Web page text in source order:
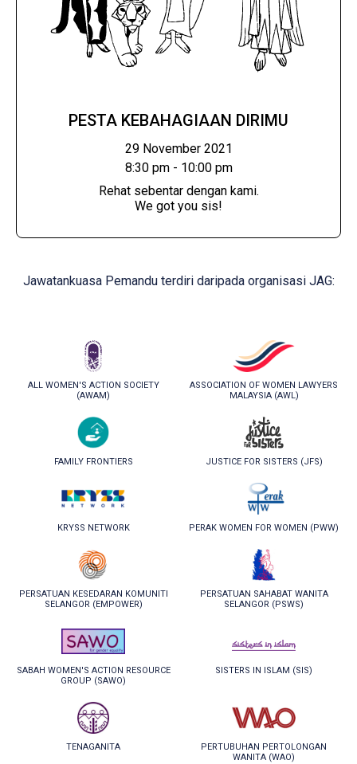
PESTA KEBAHAGIAAN DIRIMU
29 November 2021
8:30 pm - 10:00 pm
Rehat sebentar dengan kami.
We got you sis!
Jawatankuasa Pemandu terdiri daripada organisasi JAG:
ALL WOMEN'S ACTION SOCIETY
(AWAM)
ASSOCIATION OF WOMEN LAWYERS
MALAYSIA (AWL)
FAMILY FRONTIERS JUSTICE FOR SISTERS (JFS)
KRYSS NETWORK PERAK WOMEN FOR WOMEN (PWW)
PERSATUAN KESEDARAN KOMUNITI
SELANGOR (EMPOWER)
PERSATUAN SAHABAT WANITA
SELANGOR (PSWS)
SABAH WOMEN'S ACTION RESOURCE
GROUP (SAWO)
SISTERS IN ISLAM (SIS)
TENAGANITA
PERTUBUHAN PERTOLONGAN
WANITA (WAO)